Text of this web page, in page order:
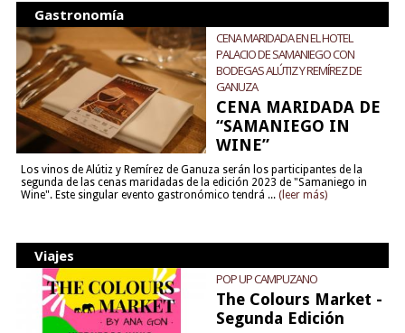
Gastronomía
CENA MARIDADA EN EL HOTEL
PALACIO DE SAMANIEGO CON
BODEGAS ALÚTIZ Y REMÍREZ DE
GANUZA
CENA MARIDADA DE
“SAMANIEGO IN
WINE”
Los vinos de Alútiz y Remírez de Ganuza serán los participantes de la
segunda de las cenas maridadas de la edición 2023 de "Samaniego in
Wine". Este singular evento gastronómico tendrá ... (leer más)
Viajes
POP UP CAMPUZANO
The Colours Market -
Segunda Edición